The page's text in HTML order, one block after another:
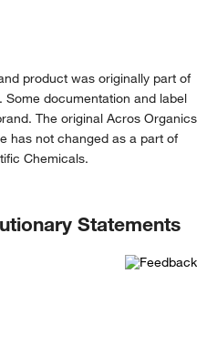
product was originally part of
documentation and label
The original Acros Organics
has not changed as a part of
Chemicals.
Statements